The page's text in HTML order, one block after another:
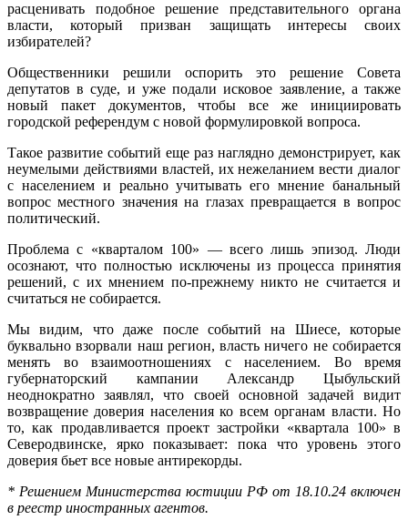
расценивать подобное решение представительного органа
власти, который призван защищать интересы своих
избирателей?
Общественники решили оспорить это решение Совета
депутатов в суде, и уже подали исковое заявление, а также
новый пакет документов, чтобы все же инициировать
городской референдум с новой формулировкой вопроса.
Такое развитие событий еще раз наглядно демонстрирует, как
неумелыми действиями властей, их нежеланием вести диалог
с населением и реально учитывать его мнение банальный
вопрос местного значения на глазах превращается в вопрос
политический.
Проблема с «кварталом 100» — всего лишь эпизод. Люди
осознают, что полностью исключены из процесса принятия
решений, с их мнением по-прежнему никто не считается и
считаться не собирается.
Мы видим, что даже после событий на Шиесе, которые
буквально взорвали наш регион, власть ничего не собирается
менять во взаимоотношениях с населением. Во время
губернаторский кампании Александр Цыбульский
неоднократно заявлял, что своей основной задачей видит
возвращение доверия населения ко всем органам власти. Но
то, как продавливается проект застройки «квартала 100» в
Северодвинске, ярко показывает: пока что уровень этого
доверия бьет все новые антирекорды.
* Решением Министерства юстиции РФ от 18.10.24 включен
в реестр иностранных агентов.